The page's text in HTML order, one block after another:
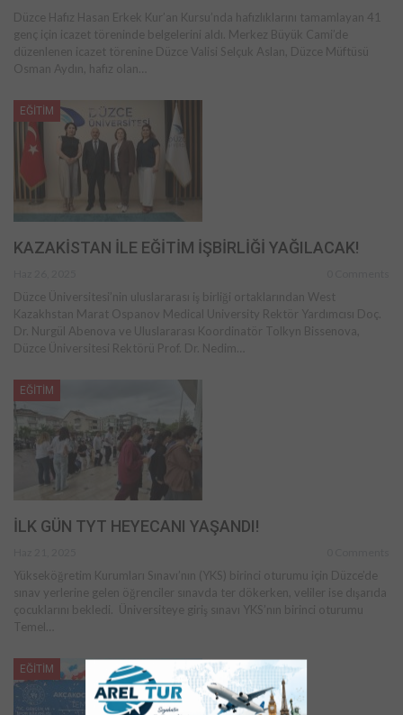
Düzce Hafız Hasan Erkek Kur’an Kursu’nda hafızlıklarını tamamlayan 41
genç için icazet töreninde belgelerini aldı. Merkez Büyük Cami’de
düzenlenen icazet törenine Düzce Valisi Selçuk Aslan, Düzce Müftüsü
Osman Aydın, hafız olan…
EĞİTİM
KAZAKİSTAN İLE EĞİTİM İŞBİRLİĞİ YAĞILACAK!
Düzce Üniversitesi’nin uluslararası iş birliği ortaklarından West
Kazakhstan Marat Ospanov Medical University Rektör Yardımcısı Doç.
Dr. Nurgül Abenova ve Uluslararası Koordinatör Tolkyn Bissenova,
Düzce Üniversitesi Rektörü Prof. Dr. Nedim…
EĞİTİM
İLK GÜN TYT HEYECANI YAŞANDI!
Yükseköğretim Kurumları Sınavı’nın (YKS) birinci oturumu için Düzce’de
sınav yerlerine gelen öğrenciler sınavda ter dökerken, veliler ise dışarıda
çocuklarını bekledi. Üniversiteye giriş sınavı YKS’nın birinci oturumu
Temel…
EĞİTİM